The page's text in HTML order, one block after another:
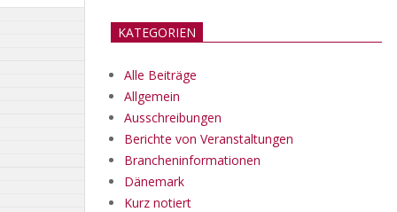
KATEGORIEN
Alle Beiträge
Allgemein
Ausschreibungen
Berichte von Veranstaltungen
Brancheninformationen
Dänemark
Kurz notiert